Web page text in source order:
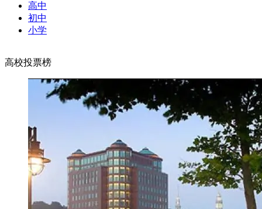
高中
初中
小学
高校投票榜